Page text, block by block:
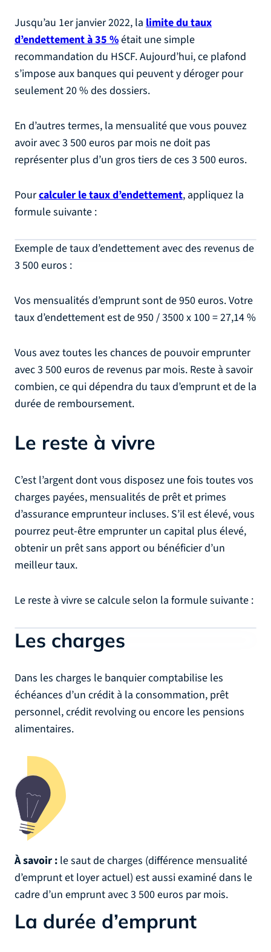
Jusqu’au 1er janvier 2022, la limite du taux
d’endettement à 35 %était une simple
recommandation du HSCF. Aujourd’hui, ce plafond
s’impose aux banques qui peuvent y déroger pour
seulement 20 % des dossiers.
En d’autres termes, la mensualité que vous pouvez
avoir avec 3 500 euros par mois ne doit pas
représenter plus d’un gros tiers de ces 3 500 euros.
Pourcalculer le taux d’endettement, appliquez la
formule suivante :
Exemple de taux d’endettement avec des revenus de
3 500 euros :
Vos mensualités d’emprunt sont de 950 euros. Votre
taux d’endettement est de 950 / 3500 x 100 = 27,14 %
Vous avez toutes les chances de pouvoir emprunter
avec 3 500 euros de revenus par mois. Reste à savoir
combien, ce qui dépendra du taux d’emprunt et de la
durée de remboursement.
Le reste à vivre
C’est l’argent dont vous disposez une fois toutes vos
charges payées, mensualités de prêt et primes
d’assurance emprunteur incluses. S’il est élevé, vous
pourrez peut-être emprunter un capital plus élevé,
obtenir un prêt sans apport ou bénéficier d’un
meilleur taux.
Le reste à vivre se calcule selon la formule suivante :
Les charges
Dans les charges le banquier comptabilise les
échéances d’un crédit à la consommation, prêt
personnel, crédit revolving ou encore les pensions
alimentaires.
À savoir : le saut de charges (différence mensualité
d’emprunt et loyer actuel) est aussi examiné dans le
cadre d’un emprunt avec 3 500 euros par mois.
La durée d’emprunt